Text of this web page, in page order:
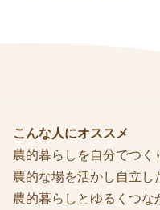
こんな人にオススメ
農的暮らしを自分でつく
農的な場を活かし自立し
農的暮らしとゆるくつな